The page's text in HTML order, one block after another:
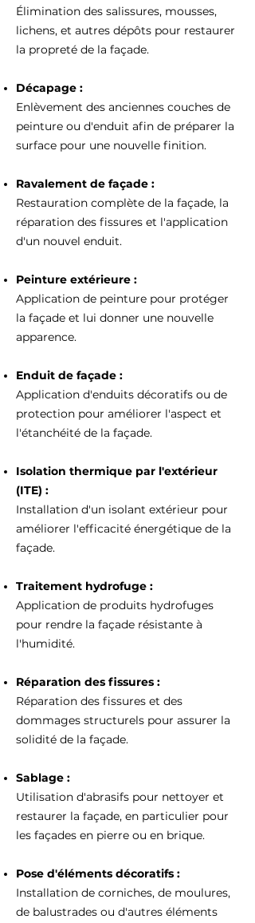
Élimination des salissures, mousses,
lichens, et autres dépôts pour restaurer
la propreté de la façade.
Décapage :
Enlèvement des anciennes couches de
peinture ou d'enduit afin de préparer la
surface pour une nouvelle finition.
Ravalement de façade :
Restauration complète de la façade, la
réparation des fissures et l'application
d'un nouvel enduit.
Peinture extérieure :
Application de peinture pour protéger
la façade et lui donner une nouvelle
apparence.
Enduit de façade :
Application d'enduits décoratifs ou de
protection pour améliorer l'aspect et
l'étanchéité de la façade.
Isolation thermique par l'extérieur
(ITE) :
Installation d'un isolant extérieur pour
améliorer l'efficacité énergétique de la
façade.
Traitement hydrofuge :
Application de produits hydrofuges
pour rendre la façade résistante à
l'humidité.
Réparation des fissures :
Réparation des fissures et des
dommages structurels pour assurer la
solidité de la façade.
Sablage :
Utilisation d'abrasifs pour nettoyer et
restaurer la façade, en particulier pour
les façades en pierre ou en brique.
Pose d'éléments décoratifs :
Installation de corniches, de moulures,
de balustrades ou d'autres éléments